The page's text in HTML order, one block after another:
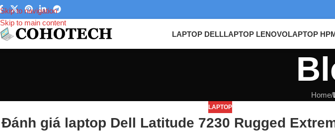
Skip to navigation
Skip to main content
LAPTOP DELLLAPTOP LENOVOLAPTOP HP
Home/
LAPTOP
Đánh giá laptop Dell Latitude 7230 Rugged